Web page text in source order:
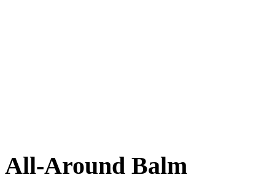
All-Around Balm